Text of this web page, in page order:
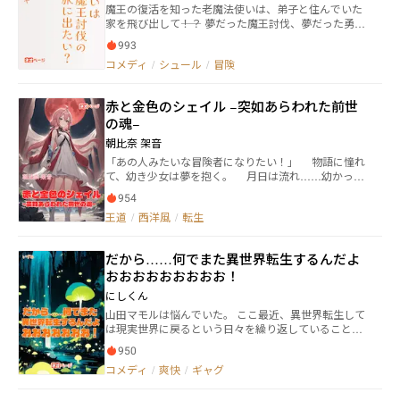
魔王の復活を知った老魔法使いは、弟子と住んでいた
家を飛び出して――！？ 夢だった魔王討伐、夢だった勇者
パーティ入りのため、若きころは世界最強と謳われた
老魔法使いが巻き起こす謎展開。いまだかつてない異
993
コメディ / シュール / 冒険
赤と金色のシェイル −突如あらわれた前世
の魂−
朝比奈 架音
「あの人みたいな冒険者になりたい！」 物語に憧れ
て、幼き少女は夢を抱く。 月日は流れ……幼かった
少女――シェイルは15歳となった。 憧れだった冒険者へ
の道を歩むとき。 ――だが……。 「だ、誰っ!?」 「私は
あなた……あなたは私」 シェイルの中に現れたもう
ぅ!!」 ～王道ファンタジー好きの方は、ぜひ読んで
みてください！～
954
王道 / 西洋風 / 転生
だから……何でまた異世界転生するんだよ
おおおおおおおおお！
にしくん
山田マモルは悩んでいた。 ここ最近、異世界転生して
は現実世界に戻るという日々を繰り返していること
に。 そのループを打ち破ろうとするが、それを嘲笑う
かのようにバカみたいなトラブルが次々と襲いかか
り、マモルは異世界に飛んでしまうのだった。 通算１
950
コメディ / 爽快 / ギャグ